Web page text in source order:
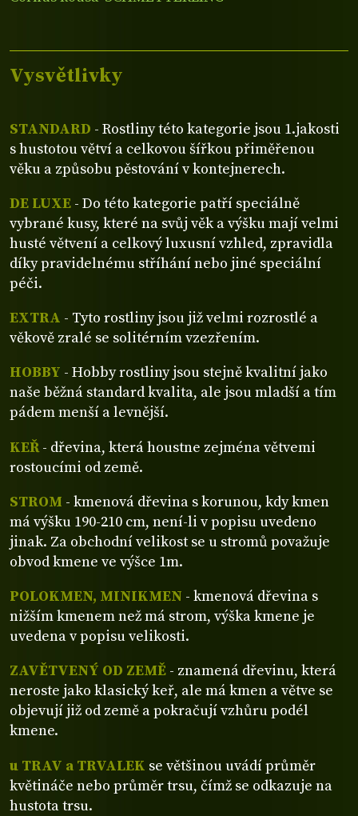
Vysvětlivky
STANDARD - Rostliny této kategorie jsou 1.jakosti
s hustotou větví a celkovou šířkou přiměřenou
věku a způsobu pěstování v kontejnerech.
DE LUXE - Do této kategorie patří speciálně
vybrané kusy, které na svůj věk a výšku mají velmi
husté větvení a celkový luxusní vzhled, zpravidla
díky pravidelnému stříhání nebo jiné speciální
péči.
EXTRA - Tyto rostliny jsou již velmi rozrostlé a
věkově zralé se solitérním vzezřením.
HOBBY - Hobby rostliny jsou stejně kvalitní jako
naše běžná standard kvalita, ale jsou mladší a tím
pádem menší a levnější.
KEŘ- dřevina, která houstne zejména větvemi
rostoucími od země.
STROM - kmenová dřevina s korunou, kdy kmen
má výšku 190-210 cm, není-li v popisu uvedeno
jinak. Za obchodní velikost se u stromů považuje
obvod kmene ve výšce 1m.
POLOKMEN, MINIKMEN - kmenová dřevina s
nižším kmenem než má strom, výška kmene je
uvedena v popisu velikosti.
ZAVĚTVENÝ OD ZEMĚ - znamená dřevinu, která
neroste jako klasický keř, ale má kmen a větve se
objevují již od země a pokračují vzhůru podél
kmene.
u TRAV a TRVALEK se většinou uvádí průměr
květináče nebo průměr trsu, čímž se odkazuje na
hustota trsu.